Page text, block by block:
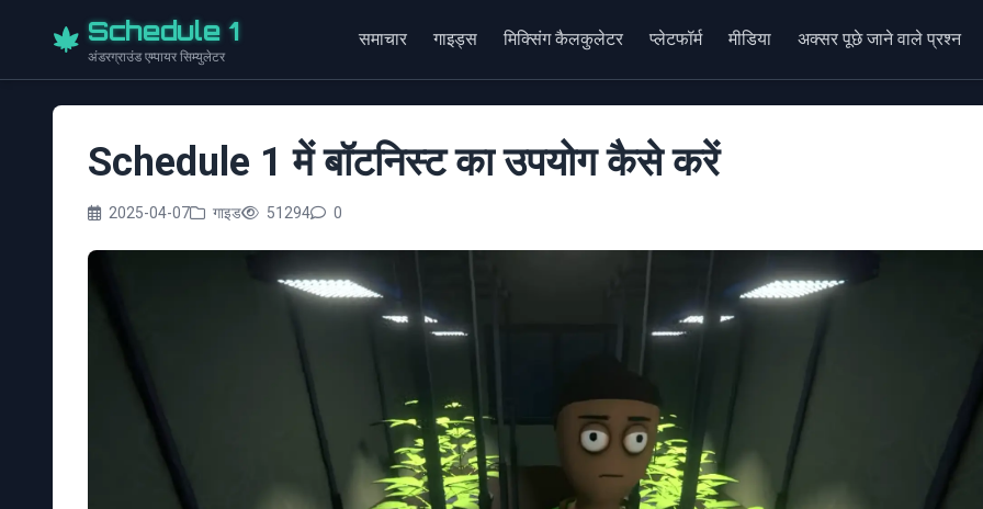
Schedule 1
अंडरग्राउंड एम्पायर सिम्युलेटर
समाचार गाइड्स मिक्सिंग कैलकुलेटर प्लेटफॉर्म मीडिया अक्सर पूछे जाने वाले प्रश्न
Schedule 1 में बॉटनिस्ट का उपयोग कैसे करें
2025-04-07 गाइड 51294 0